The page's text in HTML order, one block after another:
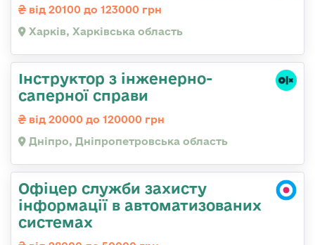
від 20100 до 123000 грн
Харків, Харківська область
Інструктор з інженерно-
саперної справи
від 20000 до 120000 грн
Дніпро, Дніпропетровська область
Офіцер служби захисту
інформації в автоматизованих
системах